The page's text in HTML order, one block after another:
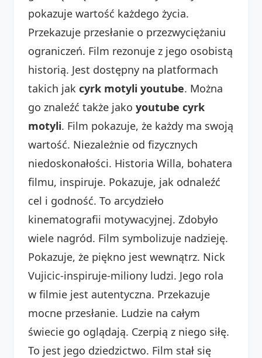
pokazuje wartość każdego życia.
Przekazuje przesłanie o przezwyciężaniu
ograniczeń. Film rezonuje z jego osobistą
historią. Jest dostępny na platformach
takich jak cyrk motyli youtube. Można
go znaleźć także jako youtube cyrk
motyli. Film pokazuje, że każdy ma swoją
wartość. Niezależnie od fizycznych
niedoskonałości. Historia Willa, bohatera
filmu, inspiruje. Pokazuje, jak odnaleźć
cel i godność. To arcydzieło
kinematografii motywacyjnej. Zdobyło
wiele nagród. Film symbolizuje nadzieję.
Pokazuje, że piękno jest wewnątrz. Nick
Vujicic-inspiruje-miliony ludzi. Jego rola
w filmie jest autentyczna. Przekazuje
mocne przesłanie. Ludzie na całym
świecie go oglądają. Czerpią z niego siłę.
To jest jego dziedzictwo. Film stał się